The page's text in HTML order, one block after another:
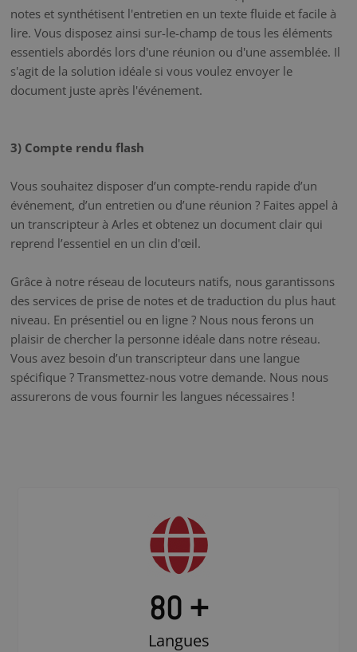
notes et synthétisent l'entretien en un texte fluide et facile à
lire. Vous disposez ainsi sur-le-champ de tous les éléments
essentiels abordés lors d'une réunion ou d'une assemblée. Il
s'agit de la solution idéale si vous voulez envoyer le
document juste après l'événement.
3) Compte rendu flash
Vous souhaitez disposer d’un compte-rendu rapide d’un
événement, d’un entretien ou d’une réunion ? Faites appel à
un transcripteur à Arles et obtenez un document clair qui
reprend l’essentiel en un clin d'œil.
Grâce à notre réseau de locuteurs natifs, nous garantissons
des services de prise de notes et de traduction du plus haut
niveau. En présentiel ou en ligne ? Nous nous ferons un
plaisir de chercher la personne idéale dans notre réseau.
Vous avez besoin d’un transcripteur dans une langue
spécifique ? Transmettez-nous votre demande. Nous nous
assurerons de vous fournir les langues nécessaires !
80 +
Langues